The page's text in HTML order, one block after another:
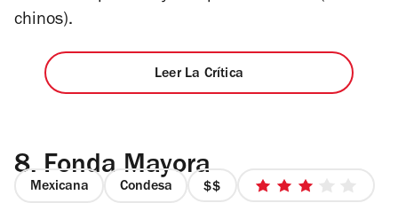
chinos).
Leer La Crítica
8. Fonda Mayora
Mexicana Condesa
precio
3